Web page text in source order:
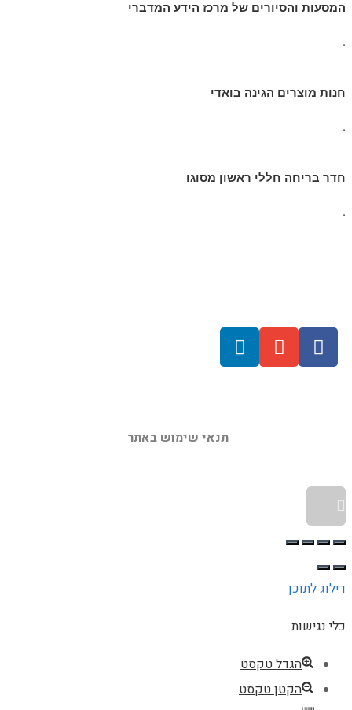
המסעות והסיורים של מרכז הידע המדברי
.
חנות מוצרים הגינה בואדי
.
חדר בריחה חללי ראשון מסוגו
.
תנאי שימוש באתר
דילוג לתוכן
כלי נגישות
הגדל טקסט
הקטן טקסט